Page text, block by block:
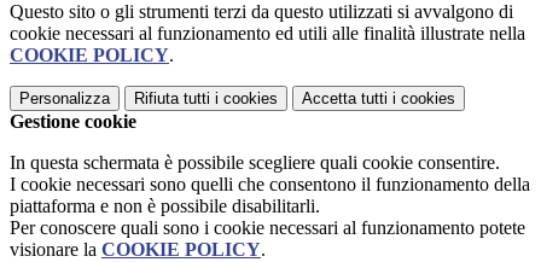
Questo sito o gli strumenti terzi da questo utilizzati si avvalgono di
cookie necessari al funzionamento ed utili alle finalità illustrate nella
COOKIE POLICY.
Personalizza Rifiuta tutti i cookies Accetta tutti i cookies
Gestione cookie
In questa schermata è possibile scegliere quali cookie consentire.
I cookie necessari sono quelli che consentono il funzionamento della
piattaforma e non è possibile disabilitarli.
Per conoscere quali sono i cookie necessari al funzionamento potete
visionare la COOKIE POLICY.